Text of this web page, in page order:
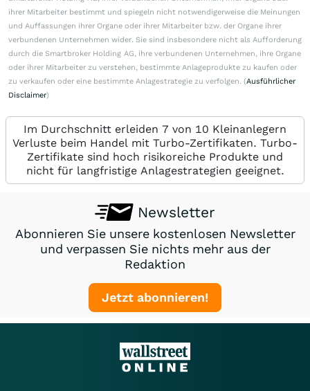
ihrer Mitarbeiter bestimmt und spiegeln nicht notwendigerweise die Meinungen
und Auffassungen ihrer Organe oder ihrer Mitarbeiter bzw. der Organe ihrer
verbundenen Unternehmen wider. Sie sind insbesondere nicht als Aufforderung
durch die Smartbroker Holding AG, ihre verbundenen Unternehmen, ihre Organe
oder ihrer Mitarbeiter zu verstehen, bestimmte Anlageprodukte zu kaufen oder
zu verkaufen oder eine bestimmte Anlagestrategie zu verfolgen. (Ausführlicher
Disclaimer)
Im Durchschnitt erleiden 7 von 10 Kleinanlegern
Verluste beim Handel mit Turbo-Zertifikaten. Turbo-
Zertifikate sind hoch risikoreiche Produkte und
nicht für langfristige Anlagestrategien geeignet.
Newsletter
Abonnieren Sie unsere kostenlosen Newsletter
und verpassen Sie nichts mehr aus der
Redaktion
Jetzt abonnieren!